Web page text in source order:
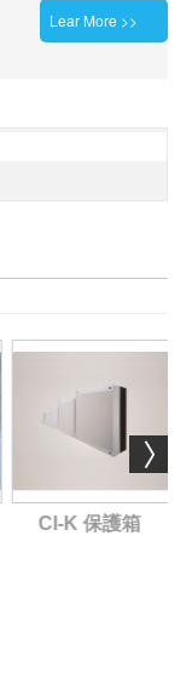
Lear More >>
CI-K 保護箱